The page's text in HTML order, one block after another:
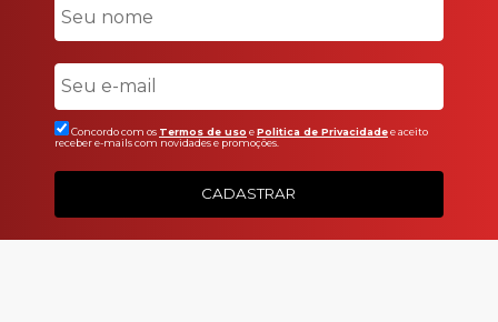
Concordo com os Termos de uso ePolitica de Privacidadee aceito
receber e-mails com novidades e promoções.
CADASTRAR